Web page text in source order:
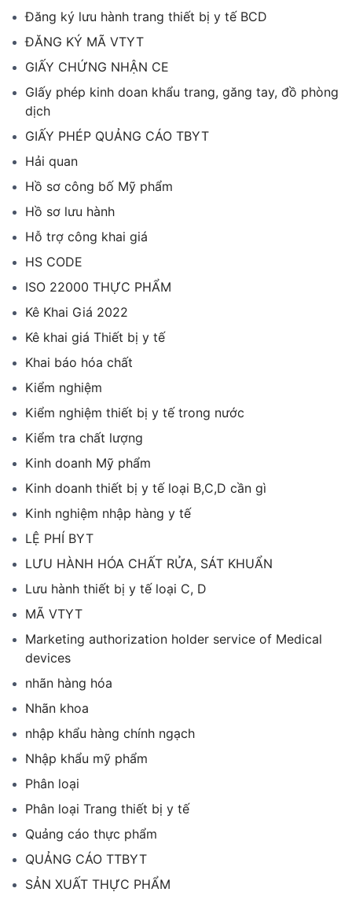
Đăng ký lưu hành trang thiết bị y tế BCD
ĐĂNG KÝ MÃ VTYT
GIẤY CHỨNG NHẬN CE
GIấy phép kinh doan khẩu trang, găng tay, đồ phòng
dịch
GIẤY PHÉP QUẢNG CÁO TBYT
Hải quan
Hồ sơ công bố Mỹ phẩm
Hồ sơ lưu hành
Hỗ trợ công khai giá
HS CODE
ISO 22000 THỰC PHẨM
Kê Khai Giá 2022
Kê khai giá Thiết bị y tế
Khai báo hóa chất
Kiểm nghiệm
Kiểm nghiệm thiết bị y tế trong nước
Kiểm tra chất lượng
Kinh doanh Mỹ phẩm
Kinh doanh thiết bị y tế loại B,C,D cần gì
Kinh nghiệm nhập hàng y tế
LỆ PHÍ BYT
LƯU HÀNH HÓA CHẤT RỬA, SÁT KHUẨN
Lưu hành thiết bị y tế loại C, D
MÃ VTYT
Marketing authorization holder service of Medical
devices
nhãn hàng hóa
Nhãn khoa
nhập khẩu hàng chính ngạch
Nhập khẩu mỹ phẩm
Phân loại
Phân loại Trang thiết bị y tế
Quảng cáo thực phẩm
QUẢNG CÁO TTBYT
SẢN XUẤT THỰC PHẨM